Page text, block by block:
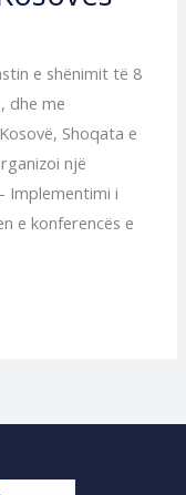
e shënimit të 8
dhe me
Shoqata e
një
Implementimi i
e konferencës e